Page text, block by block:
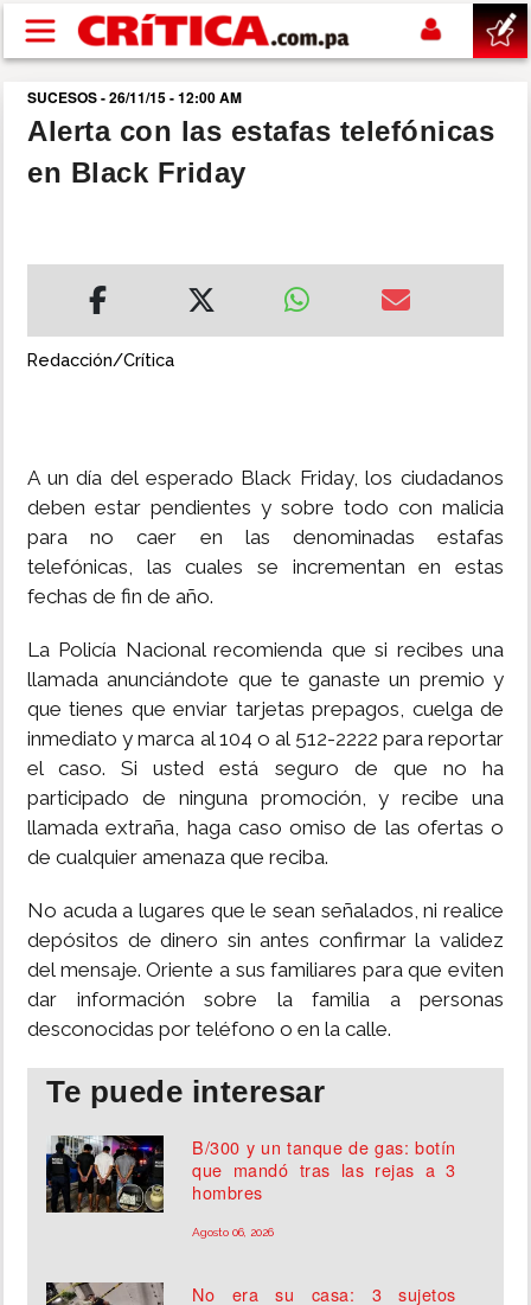
Pasar al contenido principal
buscar
SUCESOS
POLÍTICA
SHOW
MUNDO
INSÓLITAS
MULTIMEDIA
IMPRESO
SUCESOS - 26/11/15 - 12:00 AM
Alerta con las estafas telefónicas
en Black Friday
Redacción/Crítica
A un día del esperado Black Friday, los ciudadanos
deben estar pendientes y sobre todo con malicia
para no caer en las denominadas estafas
telefónicas, las cuales se incrementan en estas
fechas de fin de año.
La Policía Nacional recomienda que si recibes una
llamada anunciándote que te ganaste un premio y
que tienes que enviar tarjetas prepagos, cuelga de
inmediato y marca al 104 o al 512-2222 para reportar
el caso. Si usted está seguro de que no ha
participado de ninguna promoción, y recibe una
llamada extraña, haga caso omiso de las ofertas o
de cualquier amenaza que reciba.
No acuda a lugares que le sean señalados, ni realice
depósitos de dinero sin antes confirmar la validez
del mensaje. Oriente a sus familiares para que eviten
dar información sobre la familia a personas
desconocidas por teléfono o en la calle.
Te puede interesar
B/300 y un tanque de gas: botín
que mandó tras las rejas a 3
hombres
Agosto 06, 2026
No era su casa: 3 sujetos